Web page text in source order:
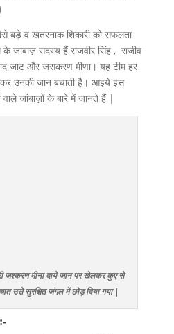
बड़े व खतरनाक शिकारी को सफलता
जाबाज़ सदस्य हैं राजवीर सिंह , राजीव
जाट और जसकरण मीणा। यह टीम हर
कर उनकी जान बचाती है। आइये इस
जांबाज़ों के बारे में जानते हैं |
जश्करण मीना दाये जान पर खेलकर कुए से
उसे सुरक्षित जंगल में छोड़ दिया गया |